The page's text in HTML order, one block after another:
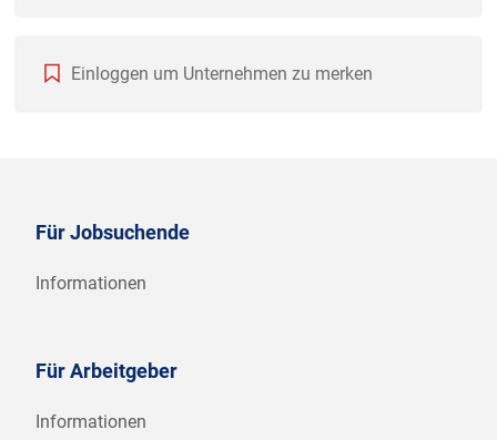
Einloggen um Unternehmen zu merken
Für Jobsuchende
Informationen
Für Arbeitgeber
Informationen